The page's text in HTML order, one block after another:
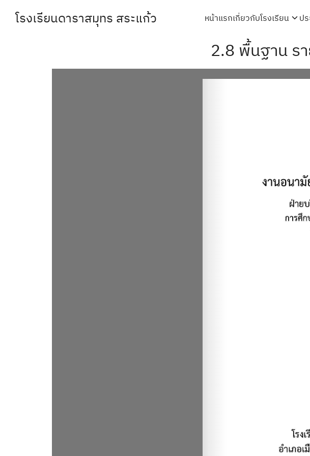
โรงเรียนดาราสมุทร สระแก้ว หน้าแรกเกี่ยวกับโรงเรียน ป
for:
2.8 พื้นฐาน ร